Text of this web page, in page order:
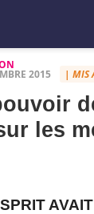
2015 | MIS
les